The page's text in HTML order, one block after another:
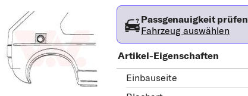
Passgenauigkeit prüfen
Fahrzeug auswählen
Artikel-Eigenschaften
Einbauseite